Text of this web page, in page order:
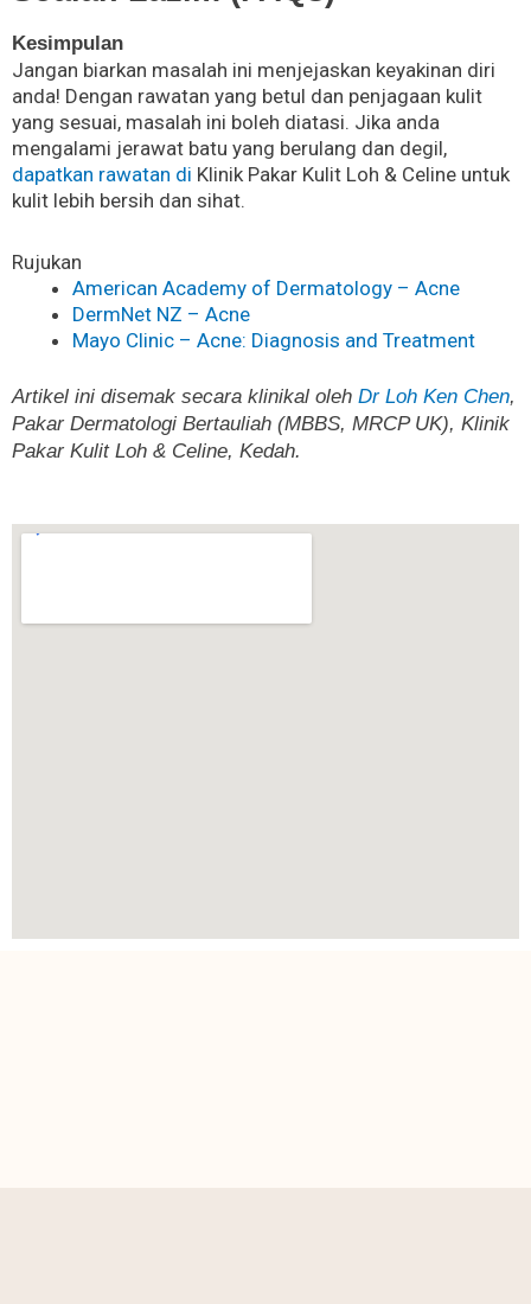
Kesimpulan
Jangan biarkan masalah ini menjejaskan keyakinan diri
anda! Dengan rawatan yang betul dan penjagaan kulit
yang sesuai, masalah ini boleh diatasi. Jika anda
mengalami jerawat batu yang berulang dan degil,
dapatkan rawatan di Klinik Pakar Kulit Loh & Celine untuk
kulit lebih bersih dan sihat.
Rujukan
American Academy of Dermatology – Acne
DermNet NZ – Acne
Mayo Clinic – Acne: Diagnosis and Treatment
Artikel ini disemak secara klinikal oleh Dr Loh Ken Chen,
Pakar Dermatologi Bertauliah (MBBS, MRCP UK), Klinik
Pakar Kulit Loh & Celine, Kedah.